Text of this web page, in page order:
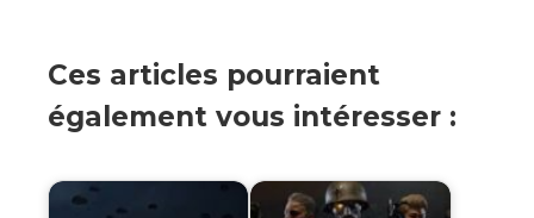
Ces articles pourraient
également vous intéresser :